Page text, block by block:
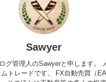
Sawyer
グ管理人のSawyerと申します。
トレードです。 FX自動売買（